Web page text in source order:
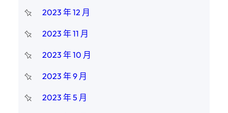
2023 年 12 月
2023 年 11 月
2023 年 10 月
2023 年 9 月
2023 年 5 月